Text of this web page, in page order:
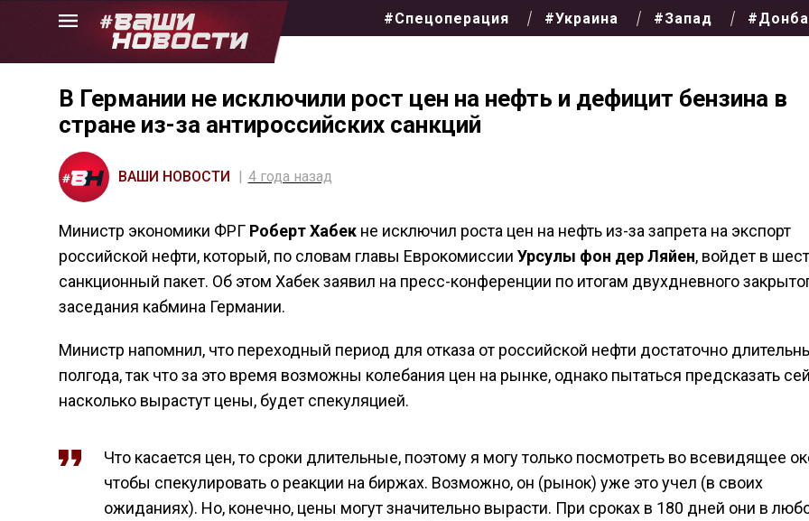
Skip
#Спецоперация #Украина #Запад
В Германии не исключили рост цен на нефть и дефицит бензина в
стране из-за антироссийских санкций
ВАШИ НОВОСТИ 4 года назад
Министр экономики ФРГ Роберт Хабекне исключил роста цен на нефть из-за запрета на экспорт
российской нефти, который, по словам главы Еврокомиссии Урсулы фон дер Ляйен, войдет в
санкционный пакет. Об этом Хабек заявил на пресс-конференции по итогам двухдневного
заседания кабмина Германии.
Министр напомнил, что переходный период для отказа от российской нефти достаточно
полгода, так что за это время возможны колебания цен на рынке, однако пытаться предсказать
насколько вырастут цены, будет спекуляцией.
Что касается цен, то сроки длительные, поэтому я могу только посмотреть во всевидящее
чтобы спекулировать о реакции на биржах. Возможно, он (рынок) уже это учел (в своих
ожиданиях). Но, конечно, цены могут значительно вырасти. При сроках в 180 дней они в